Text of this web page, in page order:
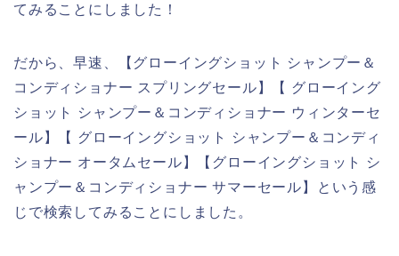
てみることにしました！
だから、早速、【グローイングショット シャンプー＆
コンディショナー スプリングセール】【 グローイング
ショット シャンプー＆コンディショナー ウィンターセ
ール】【 グローイングショット シャンプー＆コンディ
ショナー オータムセール】【グローイングショット シ
ャンプー＆コンディショナー サマーセール】という感
じで検索してみることにしました。